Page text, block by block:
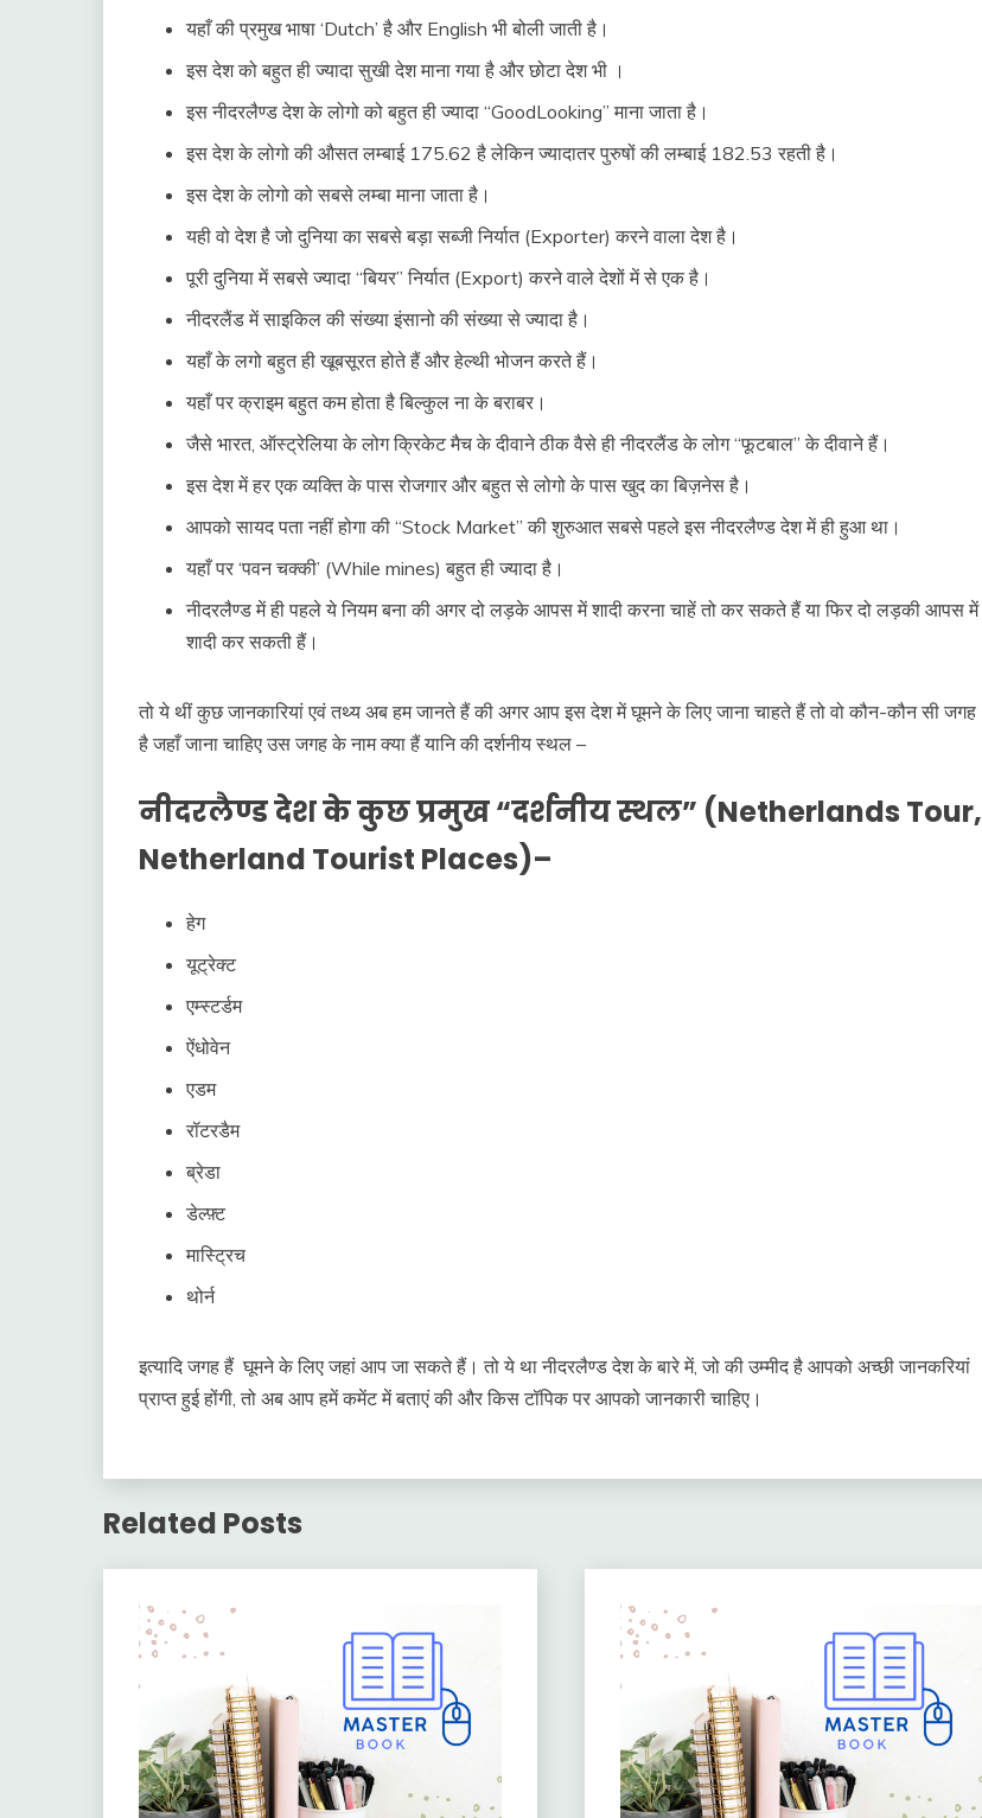
यहाँ की प्रमुख भाषा ‘Dutch’ है और English भी बोली जाती है।
इस देश को बहुत ही ज्यादा सुखी देश माना गया है और छोटा देश भी ।
इस नीदरलैण्ड देश के लोगो को बहुत ही ज्यादा “GoodLooking” माना जाता है।
इस देश के लोगो की औसत लम्बाई 175.62 है लेकिन ज्यादातर पुरुषों की लम्बाई 182.53 रहती है।
इस देश के लोगो को सबसे लम्बा माना जाता है।
यही वो देश है जो दुनिया का सबसे बड़ा सब्जी निर्यात (Exporter) करने वाला देश है।
पूरी दुनिया में सबसे ज्यादा “बियर” निर्यात (Export) करने वाले देशों में से एक है।
नीदरलैंड में साइकिल की संख्या इंसानो की संख्या से ज्यादा है।
यहाँ के लगो बहुत ही खूबसूरत होते हैं और हेल्थी भोजन करते हैं।
यहाँ पर क्राइम बहुत कम होता है बिल्कुल ना के बराबर।
जैसे भारत, ऑस्ट्रेलिया के लोग क्रिकेट मैच के दीवाने ठीक वैसे ही नीदरलैंड के लोग “फूटबाल” के दीवाने हैं।
इस देश में हर एक व्यक्ति के पास रोजगार और बहुत से लोगो के पास खुद का बिज़नेस है।
आपको सायद पता नहीं होगा की “Stock Market” की शुरुआत सबसे पहले इस नीदरलैण्ड देश में ही हुआ था।
यहाँ पर ‘पवन चक्की’ (While mines) बहुत ही ज्यादा है।
नीदरलैण्ड में ही पहले ये नियम बना की अगर दो लड़के आपस में शादी करना चाहें तो कर सकते हैं या फिर दो लड़की आपस में
शादी कर सकती हैं।
तो ये थीं कुछ जानकारियां एवं तथ्य अब हम जानते हैं की अगर आप इस देश में घूमने के लिए जाना चाहते हैं तो वो कौन-कौन सी जगह
है जहाँ जाना चाहिए उस जगह के नाम क्या हैं यानि की दर्शनीय स्थल –
नीदरलैण्ड देश के कुछ प्रमुख “दर्शनीय स्थल” (Netherlands Tour,
Netherland Tourist Places)–
हेग
यूट्रेक्ट
एम्स्टर्डम
ऐंधोवेन
एडम
रॉटरडैम
ब्रेडा
डेल्फ़्ट
मास्ट्रिच
थोर्न
इत्यादि जगह हैं घूमने के लिए जहां आप जा सकते हैं। तो ये था नीदरलैण्ड देश के बारे में, जो की उम्मीद है आपको अच्छी जानकरियां
प्राप्त हुई होंगी, तो अब आप हमें कमेंट में बताएं की और किस टॉपिक पर आपको जानकारी चाहिए।
Related Posts